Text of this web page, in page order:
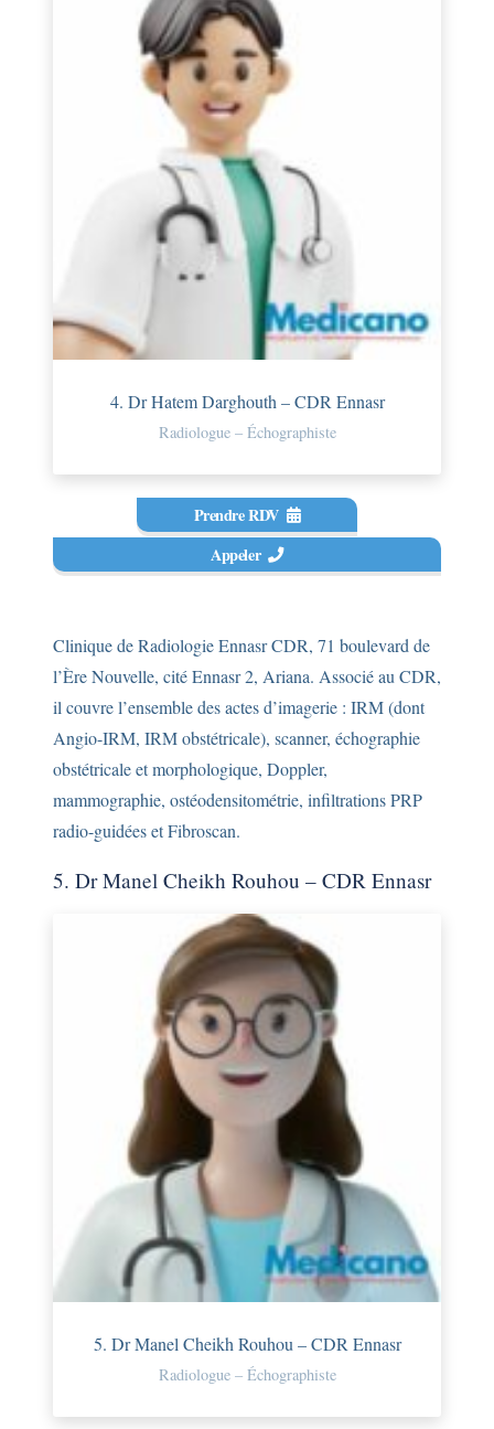
4. Dr Hatem Darghouth – CDR Ennasr
Radiologue – Échographiste
Prendre RDV
Appeler
Clinique de Radiologie Ennasr CDR, 71 boulevard de
l’Ère Nouvelle, cité Ennasr 2, Ariana. Associé au CDR,
il couvre l’ensemble des actes d’imagerie : IRM (dont
Angio-IRM, IRM obstétricale), scanner, échographie
obstétricale et morphologique, Doppler,
mammographie, ostéodensitométrie, infiltrations PRP
radio-guidées et Fibroscan.
5. Dr Manel Cheikh Rouhou – CDR Ennasr
5. Dr Manel Cheikh Rouhou – CDR Ennasr
Radiologue – Échographiste